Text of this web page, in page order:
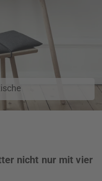
nicht nur mit vier